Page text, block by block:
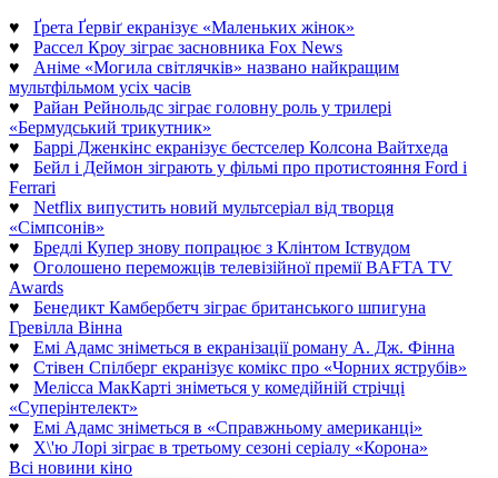
♥ Ґрета Ґервіґ екранізує «Маленьких жінок»
♥ Рассел Кроу зіграє засновника Fox News
♥ Аніме «Могила світлячків» названо найкращим
мультфільмом усіх часів
♥ Райан Рейнольдс зіграє головну роль у трилері
«Бермудський трикутник»
♥ Баррі Дженкінс екранізує бестселер Колсона Вайтхеда
♥ Бейл і Деймон зіграють у фільмі про протистояння Ford і
Ferrari
♥ Netflix випустить новий мультсеріал від творця
«Сімпсонів»
♥ Бредлі Купер знову попрацює з Клінтом Іствудом
♥ Оголошено переможців телевізійної премії BAFTA TV
Awards
♥ Бенедикт Камбербетч зіграє британського шпигуна
Гревілла Вінна
♥ Емі Адамс зніметься в екранізації роману А. Дж. Фінна
♥ Стівен Спілберг екранізує комікс про «Чорних яструбів»
♥ Мелісса МакКарті зніметься у комедійній стрічці
«Суперінтелект»
♥ Емі Адамс зніметься в «Справжньому американці»
♥ Х\'ю Лорі зіграє в третьому сезоні серіалу «Корона»
Всі новини кіно